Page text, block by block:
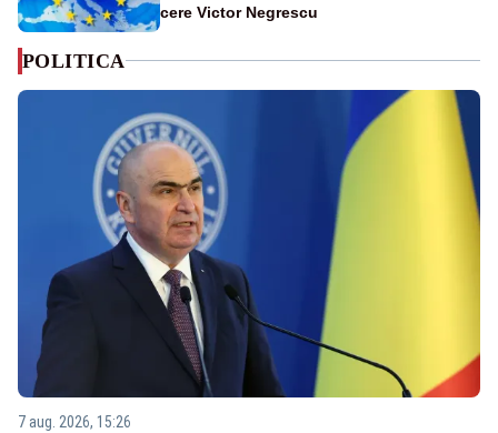
cere Victor Negrescu
POLITICA
7 aug. 2026, 15:26